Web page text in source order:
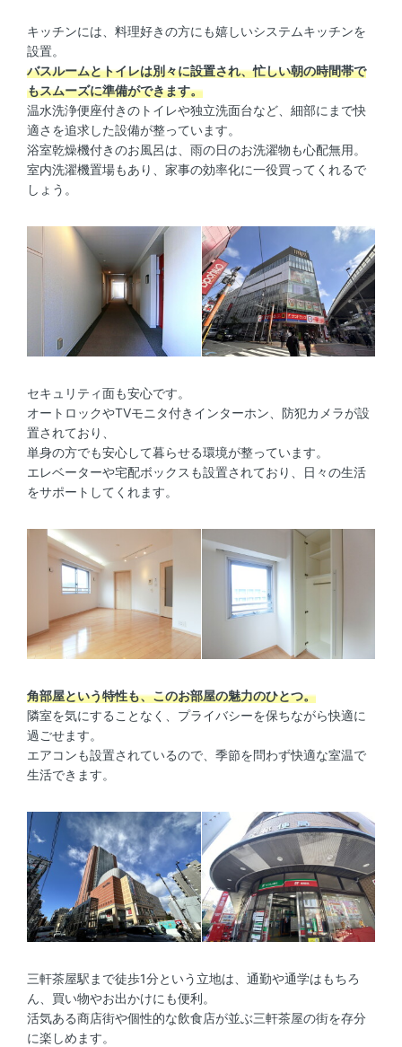
キッチンには、料理好きの方にも嬉しいシステムキッチンを
設置。
バスルームとトイレは別々に設置され、忙しい朝の時間帯で
もスムーズに準備ができます。
温水洗浄便座付きのトイレや独立洗面台など、細部にまで快
適さを追求した設備が整っています。
浴室乾燥機付きのお風呂は、雨の日のお洗濯物も心配無用。
室内洗濯機置場もあり、家事の効率化に一役買ってくれるで
しょう。
セキュリティ面も安心です。
オートロックやTVモニタ付きインターホン、防犯カメラが設
置されており、
単身の方でも安心して暮らせる環境が整っています。
エレベーターや宅配ボックスも設置されており、日々の生活
をサポートしてくれます。
角部屋という特性も、このお部屋の魅力のひとつ。
隣室を気にすることなく、プライバシーを保ちながら快適に
過ごせます。
エアコンも設置されているので、季節を問わず快適な室温で
生活できます。
三軒茶屋駅まで徒歩1分という立地は、通勤や通学はもちろ
ん、買い物やお出かけにも便利。
活気ある商店街や個性的な飲食店が並ぶ三軒茶屋の街を存分
に楽しめます。